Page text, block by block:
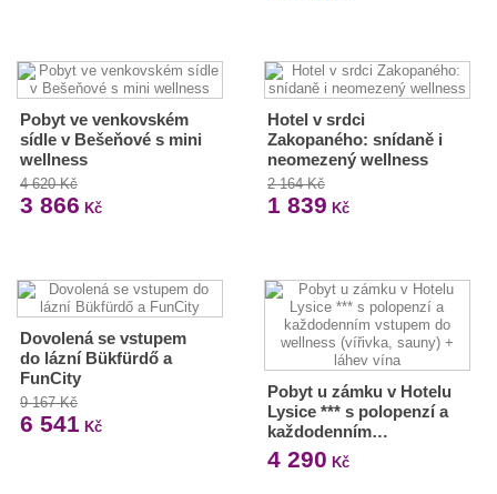
Pobyt ve venkovském
sídle v Bešeňové s mini
wellness
4 620 Kč
3 866 Kč
Hotel v srdci
Zakopaného: snídaně i
neomezený wellness
2 164 Kč
1 839 Kč
Dovolená se vstupem
do lázní Bükfürdő a
FunCity
9 167 Kč
6 541 Kč
Pobyt u zámku v Hotelu
Lysice *** s polopenzí a
každodenním…
4 290 Kč